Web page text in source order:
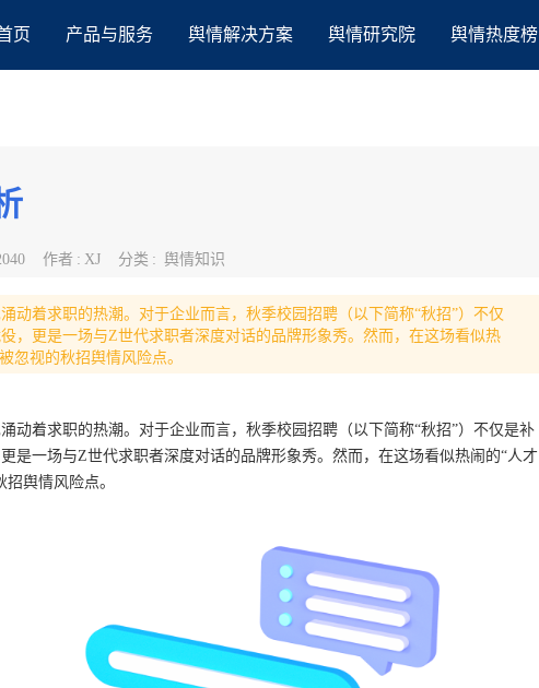
页 产品与服务 舆情解决方案 舆情研究院 舆情热度榜
作者 : XJ 分类 : 舆情知识
动着求职的热潮。对于企业而言，秋季校园招聘（以下简称“秋招”）不仅
，更是一场与Z世代求职者深度对话的品牌形象秀。然而，在这场看似热
忽视的秋招舆情风险点。
动着求职的热潮。对于企业而言，秋季校园招聘（以下简称“秋招”）不仅是补
是一场与Z世代求职者深度对话的品牌形象秀。然而，在这场看似热闹的“人才
舆情风险点。